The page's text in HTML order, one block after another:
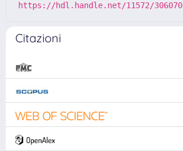
https://hdl.handle.net/11572/306070
Citazioni